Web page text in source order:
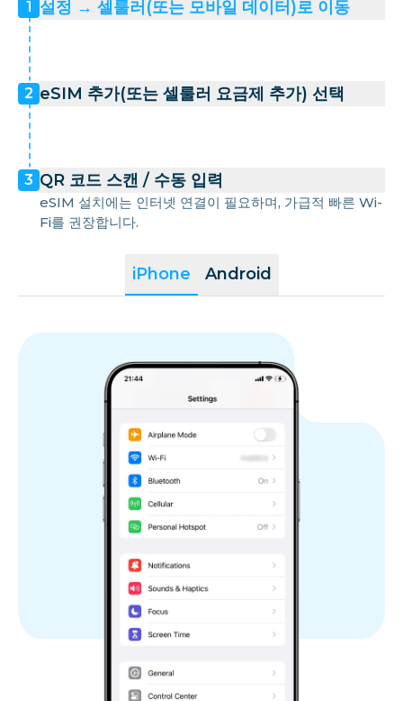
iPhone Android
1 설정 → 셀룰러(또는 모바일 데이터)로 이동
2 eSIM 추가(또는 셀룰러 요금제 추가) 선택
3 QR 코드 스캔 / 수동 입력
eSIM 설치에는 인터넷 연결이 필요하며, 가급적 빠른 Wi-
Fi를 권장합니다.